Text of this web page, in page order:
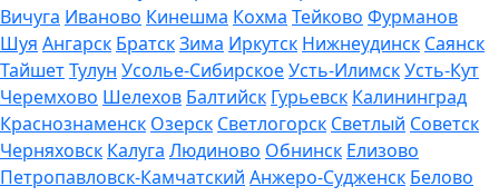
Вичуга Иваново Кинешма Кохма Тейково Фурманов
Шуя Ангарск БратскЗима Иркутск Нижнеудинск Саянск
ТайшетТулун Усолье-СибирскоеУсть-ИлимскУсть-Кут
Черемхово Шелехов Балтийск Гурьевск Калининград
Краснознаменск Озерск Светлогорск Светлый Советск
Черняховск Калуга Людиново Обнинск Елизово
Петропавловск-Камчатский Анжеро-Судженск Белово